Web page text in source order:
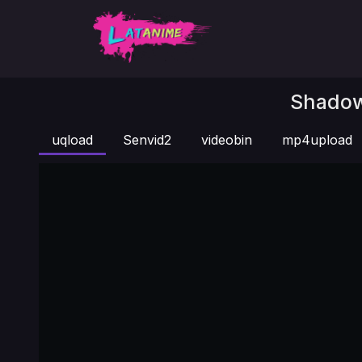
uqload Senvid2 videobin mp4upload